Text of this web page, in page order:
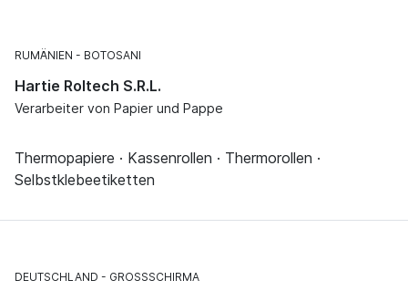
RUMÄNIEN BOTOSANI
Hartie Roltech S.R.L.
Verarbeiter von Papier und Pappe
Thermopapiere · Kassenrollen · Thermorollen ·
Selbstklebeetiketten
DEUTSCHLAND GROSSSCHIRMA